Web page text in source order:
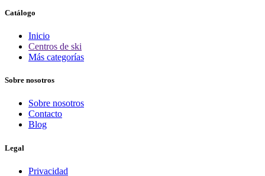
Catálogo
Inicio
Centros de ski
Más categorías
Sobre nosotros
Sobre nosotros
Contacto
Blog
Legal
Privacidad